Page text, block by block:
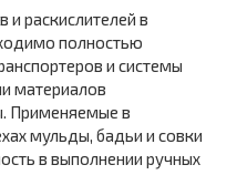
раскислителей в
полностью
и системы
материалов
Применяемые в
мульды, бадьи и совки
в выполнении ручных